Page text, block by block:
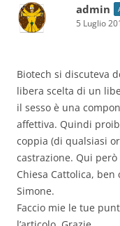
admin
5 Luglio
Biotech si discuteva
libera scelta di un
il sesso è una
affettiva. Quindi
coppia (di qualsiasi
castrazione. Qui
Chiesa Cattolica,
Simone.
Faccio mie le tue